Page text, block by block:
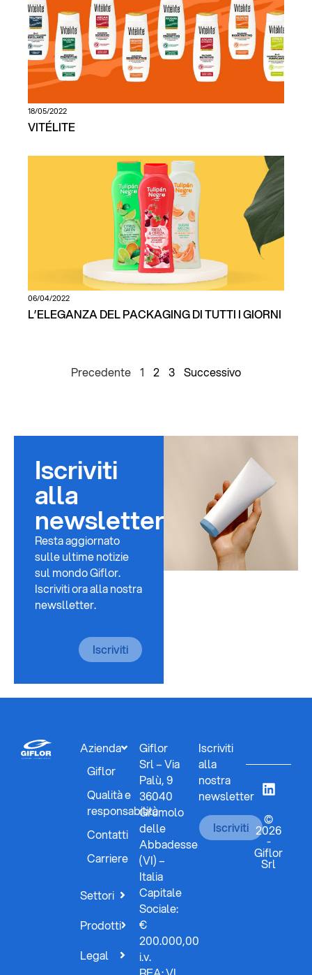
18/05/2022
VITÉLITE
06/04/2022
L’ELEGANZA DEL PACKAGING DI TUTTI I GIORNI
Precedente 1 2 3 Successivo
Iscriviti
alla
newsletter
Resta aggiornato
sulle ultime notizie
sul mondo Giflor.
Iscriviti ora alla nostra
newslletter.
Iscriviti
Azienda
Giflor
Qualità e
responsabilità
Contatti
Carriere
Settori
Prodotti
Legal
Giflor
Srl – Via
Palù, 9
36040
Grumolo
delle
Abbadesse
(VI) –
Italia
Capitale
Sociale:
€
200.000,00
i.v.
Iscriviti
alla
nostra
newsletter
Iscriviti
©
2026
-
Giflor
Srl